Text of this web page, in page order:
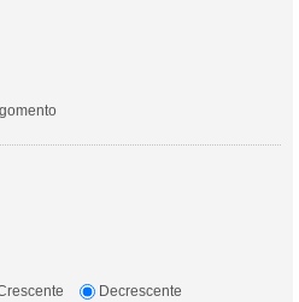
Decrescente